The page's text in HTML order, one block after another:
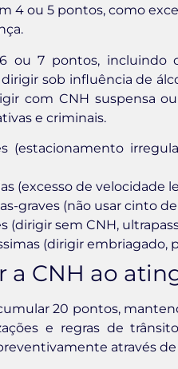
4 ou 5 pontos, como
ou 7 pontos,
sob influência de
com CNH suspensa
e criminais.
(estacionamento
(excesso de velocidade
graves (não usar cinto
(dirigir sem CNH,
(dirigir embriagado,
a CNH ao
20 pontos,
e regras de
através